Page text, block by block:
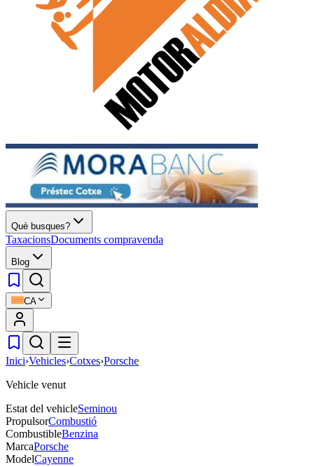
Què busques?
TaxacionsDocuments compravenda
Blog
CA
Inici›Vehicles›Cotxes›Porsche
Vehicle venut
Estat del vehicleSeminou
PropulsorCombustió
CombustibleBenzina
MarcaPorsche
ModelCayenne